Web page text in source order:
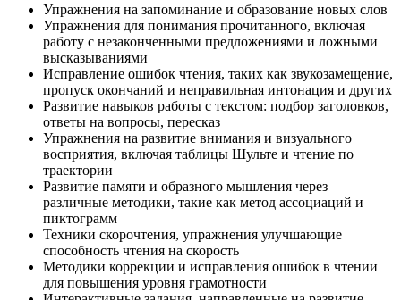
Упражнения на запоминание и образование новых слов
Упражнения для понимания прочитанного, включая
работу с незаконченными предложениями и ложными
высказываниями
Исправление ошибок чтения, таких как звукозамещение,
пропуск окончаний и неправильная интонация и других
Развитие навыков работы с текстом: подбор заголовков,
ответы на вопросы, пересказ
Упражнения на развитие внимания и визуального
восприятия, включая таблицы Шульте и чтение по
траектории
Развитие памяти и образного мышления через
различные методики, такие как метод ассоциаций и
пиктограмм
Техники скорочтения, упражнения улучшающие
способность чтения на скорость
Методики коррекции и исправления ошибок в чтении
для повышения уровня грамотности